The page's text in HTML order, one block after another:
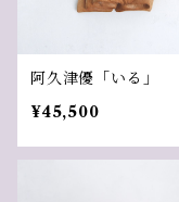
阿久津優「いる」
¥45,500